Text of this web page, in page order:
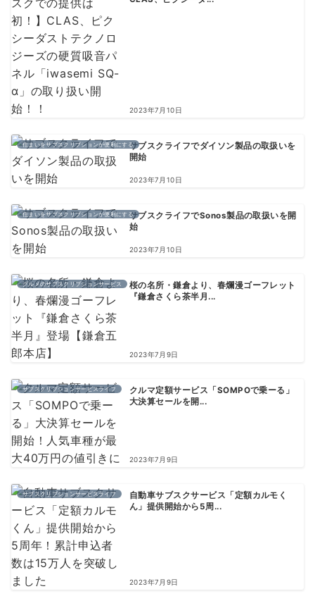
2023年7月10日
住まいをサブスクリプションが便利にするサブスクライフでダイソン製品の取扱いを
開始
2023年7月10日
住まいをサブスクリプションが便利にするサブスクライフでSonos製品の取扱いを開
始
2023年7月10日
グルメのサブスクリプションサービス
桜の名所・鎌倉より、春爛漫ゴーフレット
『鎌倉さくら茶半月...
2023年7月9日
サブスクリプションサービスライフ
クルマ定額サービス「SOMPOで乗ーる」
大決算セールを開...
2023年7月9日
サブスクリプションサービスライフ
自動車サブスクサービス「定額カルモく
ん」提供開始から5周...
2023年7月9日